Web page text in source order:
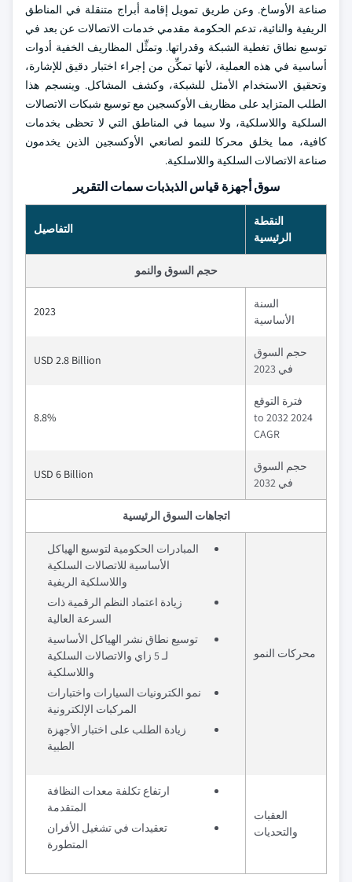
صناعة الأوساخ. وعن طريق تمويل إقامة أبراج متنقلة في المناطق
الريفية والنائية، تدعم الحكومة مقدمي خدمات الاتصالات عن بعد في
توسيع نطاق تغطية الشبكة وقدراتها. وتمثِّل المظاريف الخفية أدوات
أساسية في هذه العملية، لأنها تمكِّن من إجراء اختبار دقيق للإشارة،
وتحقيق الاستخدام الأمثل للشبكة، وكشف المشاكل. وينسجم هذا
الطلب المتزايد على مظاريف الأوكسجين مع توسيع شبكات الاتصالات
السلكية واللاسلكية، ولا سيما في المناطق التي لا تحظى بخدمات
كافية، مما يخلق محركا للنمو لصانعي الأوكسجين الذين يخدمون
صناعة الاتصالات السلكية واللاسلكية.
سوق أجهزة قياس الذبذبات سمات التقرير
النقطة
الرئيسية
التفاصيل
حجم السوق والنمو
السنة
الأساسية
2023
حجم السوق
في 2023
USD 2.8 Billion
فترة التوقع
2024 to 2032
CAGR
8.8%
حجم السوق
في 2032
USD 6 Billion
اتجاهات السوق الرئيسية
محركات النمو
المبادرات الحكومية لتوسيع الهياكل
الأساسية للاتصالات السلكية
واللاسلكية الريفية
زيادة اعتماد النظم الرقمية ذات
السرعة العالية
توسيع نطاق نشر الهياكل الأساسية
لـ 5 زاي والاتصالات السلكية
واللاسلكية
نمو الكترونيات السيارات واختبارات
المركبات الإلكترونية
زيادة الطلب على اختبار الأجهزة
الطبية
العقبات
والتحديات
ارتفاع تكلفة معدات النظافة
المتقدمة
تعقيدات في تشغيل الأفران
المتطورة